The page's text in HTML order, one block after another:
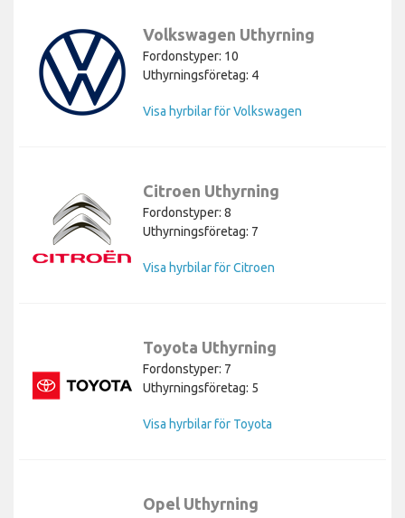
Volkswagen Uthyrning
Fordonstyper: 10
Uthyrningsföretag: 4
Visa hyrbilar för Volkswagen
Citroen Uthyrning
Fordonstyper: 8
Uthyrningsföretag: 7
Visa hyrbilar för Citroen
Toyota Uthyrning
Fordonstyper: 7
Uthyrningsföretag: 5
Visa hyrbilar för Toyota
Opel Uthyrning